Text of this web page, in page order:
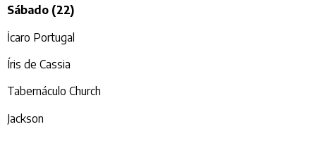
Sábado (22)
İcaro Portugal
Íris de Cassia
Tabernáculo Church
Jackson